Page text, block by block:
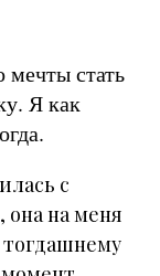
стать
Я как
с
на меня
тогдашнему